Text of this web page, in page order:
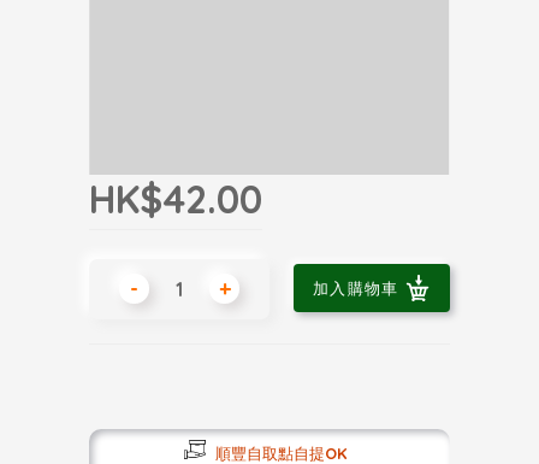
HK$42.00
- + 加入購物車
順豐自取點自提OK